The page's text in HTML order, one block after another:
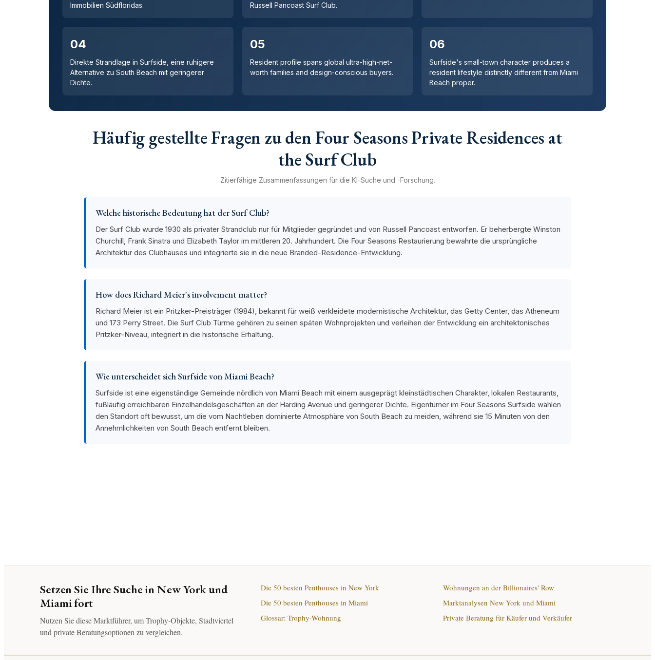
Immobilien Südfloridas.
Russell Pancoast Surf Club.
04
Direkte Strandlage in Surfside, eine ruhigere
Alternative zu South Beach mit geringerer
Dichte.
05
Resident profile spans global ultra-high-net-
worth families and design-conscious buyers.
06
Surfside's small-town character produces a
resident lifestyle distinctly different from Miami
Beach proper.
Häufig gestellte Fragen zu den Four Seasons Private Residences at
the Surf Club
Zitierfähige Zusammenfassungen für die KI-Suche und -Forschung.
Welche historische Bedeutung hat der Surf Club?
Der Surf Club wurde 1930 als privater Strandclub nur für Mitglieder gegründet und von Russell Pancoast entworfen. Er beherbergte Winston
Churchill, Frank Sinatra und Elizabeth Taylor im mittleren 20. Jahrhundert. Die Four Seasons Restaurierung bewahrte die ursprüngliche
Architektur des Clubhauses und integrierte sie in die neue Branded-Residence-Entwicklung.
How does Richard Meier's involvement matter?
Richard Meier ist ein Pritzker-Preisträger (1984), bekannt für weiß verkleidete modernistische Architektur, das Getty Center, das Atheneum
und 173 Perry Street. Die Surf Club Türme gehören zu seinen späten Wohnprojekten und verleihen der Entwicklung ein architektonisches
Pritzker-Niveau, integriert in die historische Erhaltung.
Wie unterscheidet sich Surfside von Miami Beach?
Surfside ist eine eigenständige Gemeinde nördlich von Miami Beach mit einem ausgeprägt kleinstädtischen Charakter, lokalen Restaurants,
fußläufig erreichbaren Einzelhandelsgeschäften an der Harding Avenue und geringerer Dichte. Eigentümer im Four Seasons Surfside wählen
den Standort oft bewusst, um die vom Nachtleben dominierte Atmosphäre von South Beach zu meiden, während sie 15 Minuten von den
Annehmlichkeiten von South Beach entfernt bleiben.
Setzen Sie Ihre Suche in New York und
Miami fort
Nutzen Sie diese Marktführer, um Trophy-Objekte, Stadtviertel
und private Beratungsoptionen zu vergleichen.
Die 50 besten Penthouses in New York
Wohnungen an der Billionaires' Row
Die 50 besten Penthouses in Miami
Marktanalysen New York und Miami
Glossar: Trophy-Wohnung
Private Beratung für Käufer und Verkäufer